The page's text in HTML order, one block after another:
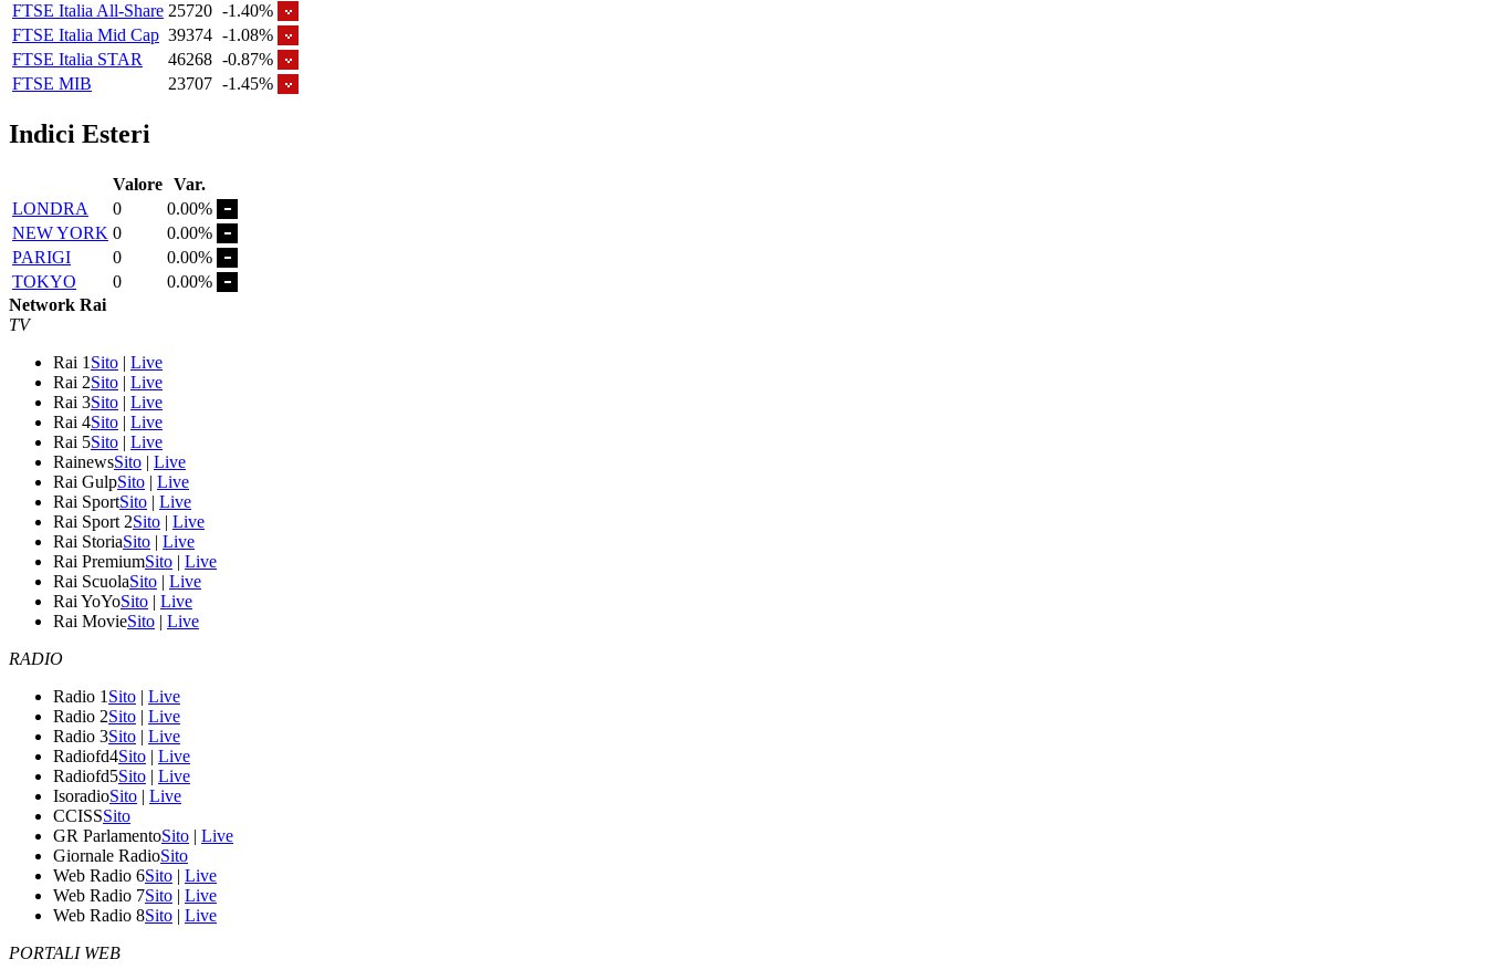
FTSE Italia All-Share 25720 -1.40%
FTSE Italia Mid Cap 39374 -1.08%
FTSE Italia STAR
46268 -0.87%
FTSE MIB
23707 -1.45%
Indici Esteri
Valore Var.
LONDRA
0
0.00%
NEW YORK 0
0.00%
PARIGI
0
0.00%
TOKYO
0
0.00%
Network Rai
TV
Rai 1 Sito | Live
Rai 2Sito | Live
Rai 3Sito | Live
Rai 4Sito | Live
Rai 5Sito | Live
RainewsSito | Live
Rai GulpSito | Live
Rai SportSito | Live
Rai Sport 2Sito | Live
Rai StoriaSito | Live
Rai PremiumSito | Live
Rai ScuolaSito | Live
Rai YoYoSito | Live
Rai MovieSito | Live
RADIO
Radio 1 Sito | Live
Radio 2Sito | Live
Radio 3Sito | Live
Radiofd4Sito | Live
Radiofd5Sito | Live
IsoradioSito | Live
CCISSSito
GR ParlamentoSito | Live
Giornale RadioSito
Web Radio 6Sito | Live
Web Radio 7Sito | Live
Web Radio 8Sito | Live
PORTALI WEB